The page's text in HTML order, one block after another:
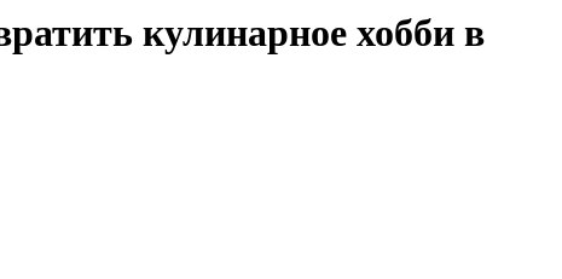
кулинарное хобби в